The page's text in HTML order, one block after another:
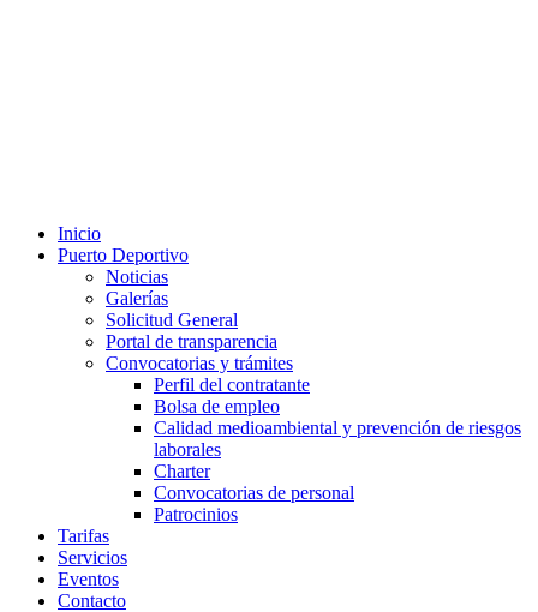
Inicio
Puerto Deportivo
Noticias
Galerías
Solicitud General
Portal de transparencia
Convocatorias y trámites
Perfil del contratante
Bolsa de empleo
Calidad medioambiental y prevención de riesgos
laborales
Charter
Convocatorias de personal
Patrocinios
Tarifas
Servicios
Eventos
Contacto